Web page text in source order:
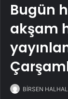
Bugün
akşam
BİRSEN